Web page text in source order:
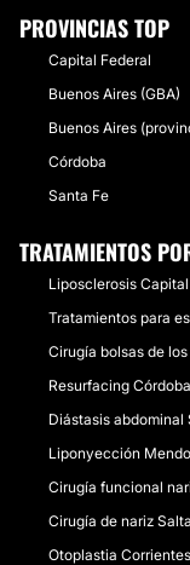
PROVINCIAS TOP
Capital Federal
Buenos Aires (GBA)
Buenos Aires
Córdoba
Santa Fe
TRATAMIENTOS
Liposclerosis
Tratamientos para
Cirugía bolsas de
Resurfacing Córdoba
Diástasis abdominal
Liponyección
Cirugía funcional
Cirugía de nariz Salta
Otoplastia Corrientes